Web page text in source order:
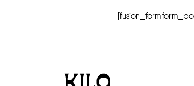
[fusion_form